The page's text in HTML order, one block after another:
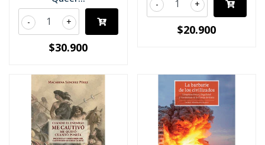
+
-
$30.900
+
-
$20.900